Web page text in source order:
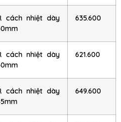
cách nhiệt dày
635.600
cách nhiệt dày
621.600
cách nhiệt dày
649.600